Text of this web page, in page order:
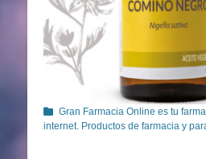
Categorías
Gran Farmacia Online es tu
internet. Productos de farmacia y